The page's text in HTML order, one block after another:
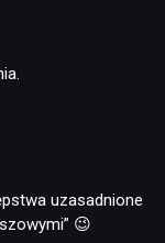
uzasadnione
😉